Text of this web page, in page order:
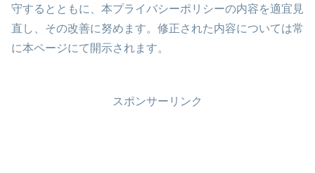
守するとともに、本プライバシーポリシーの内容を適宜見
直し、その改善に努めます。修正された内容については常
に本ページにて開示されます。
スポンサーリンク